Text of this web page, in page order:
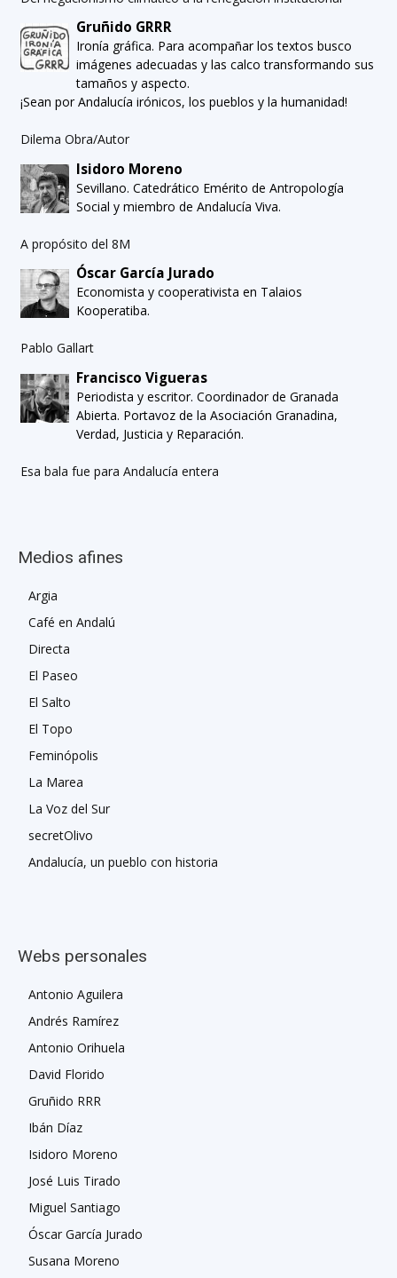
Gruñido GRRR
Ironía gráfica. Para acompañar los textos busco
imágenes adecuadas y las calco transformando sus
tamaños y aspecto.
¡Sean por Andalucía irónicos, los pueblos y la humanidad!
Dilema Obra/Autor
Isidoro Moreno
Sevillano. Catedrático Emérito de Antropología
Social y miembro de Andalucía Viva.
A propósito del 8M
Óscar García Jurado
Economista y cooperativista en Talaios
Kooperatiba.
Pablo Gallart
Francisco Vigueras
Periodista y escritor. Coordinador de Granada
Abierta. Portavoz de la Asociación Granadina,
Verdad, Justicia y Reparación.
Esa bala fue para Andalucía entera
Medios afines
Argia
Café en Andalú
Directa
El Paseo
El Salto
El Topo
Feminópolis
La Marea
La Voz del Sur
secretOlivo
Andalucía, un pueblo con historia
Webs personales
Antonio Aguilera
Andrés Ramírez
Antonio Orihuela
David Florido
Gruñido RRR
Ibán Díaz
Isidoro Moreno
José Luis Tirado
Miguel Santiago
Óscar García Jurado
Susana Moreno